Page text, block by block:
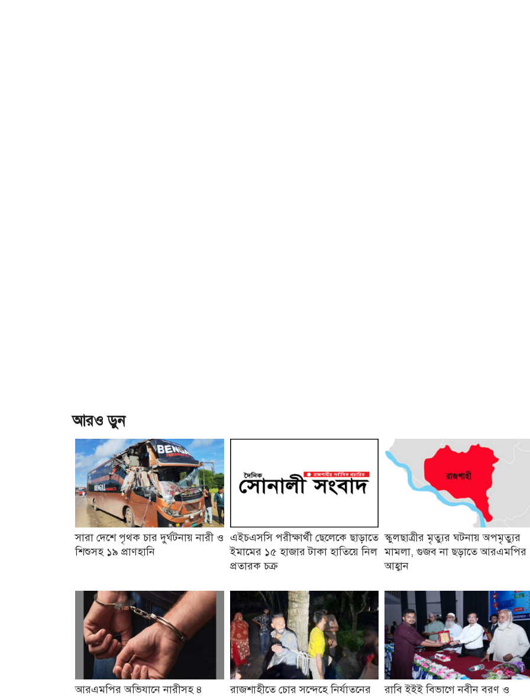
আরও ড়ুন
সারা দেশে পৃথক চার দুর্ঘটনায় নারী ও
শিশুসহ ১৯ প্রাণহানি
এইচএসসি পরীক্ষার্থী ছেলেকে ছাড়াতে
ইমামের ১৫ হাজার টাকা হাতিয়ে নিল
প্রতারক চক্র
স্কুলছাত্রীর মৃত্যুর ঘটনায় অপমৃত্যুর
মামলা, গুজব না ছড়াতে আরএমপির
আহ্বান
আরএমপির অভিযানে নারীসহ ৪ রাজশাহীতে চোর সন্দেহে নির্যাতনের রাবি ইইই বিভাগে নবীন বরণ ও